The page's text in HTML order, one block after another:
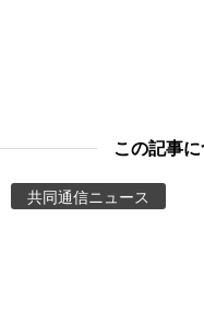
この記事
共同通信ニュース